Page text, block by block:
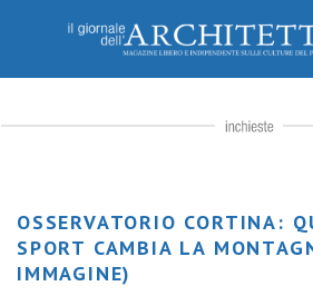
OSSERVATORIO CORTINA:
SPORT CAMBIA LA
IMMAGINE)